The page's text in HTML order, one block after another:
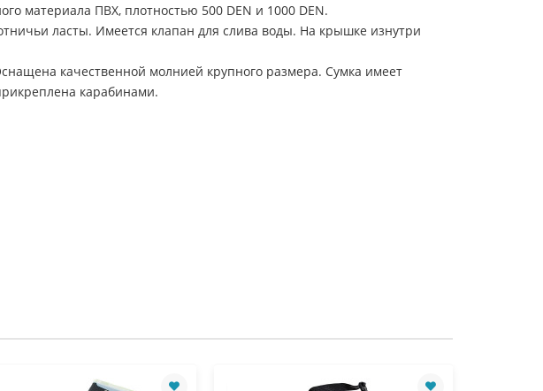
материала ПВХ, плотностью 500 DEN и 1000 DEN.
ласты. Имеется клапан для слива воды. На крышке изнутри
качественной молнией крупного размера. Сумка имеет
карабинами.